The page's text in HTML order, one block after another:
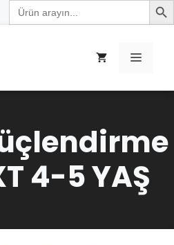
Search
for:
Menü
4-5 YAŞ